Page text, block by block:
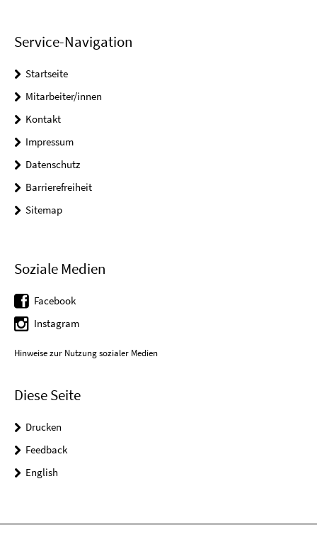
Service-Navigation
Startseite
Mitarbeiter/innen
Kontakt
Impressum
Datenschutz
Barrierefreiheit
Sitemap
Soziale Medien
Facebook
Instagram
Hinweise zur Nutzung sozialer Medien
Diese Seite
Drucken
Feedback
English